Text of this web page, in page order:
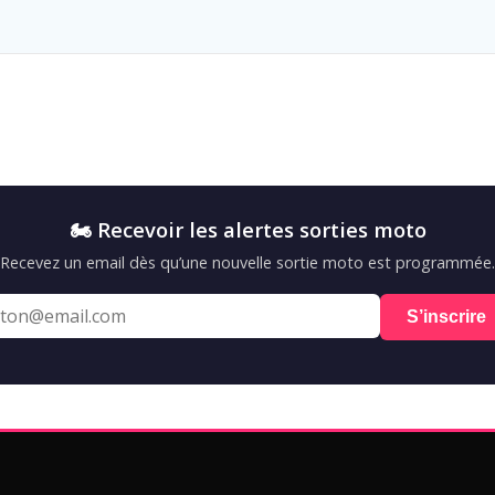
🏍️ Recevoir les alertes sorties moto
Recevez un email dès qu’une nouvelle sortie moto est programmée.
S’inscrire